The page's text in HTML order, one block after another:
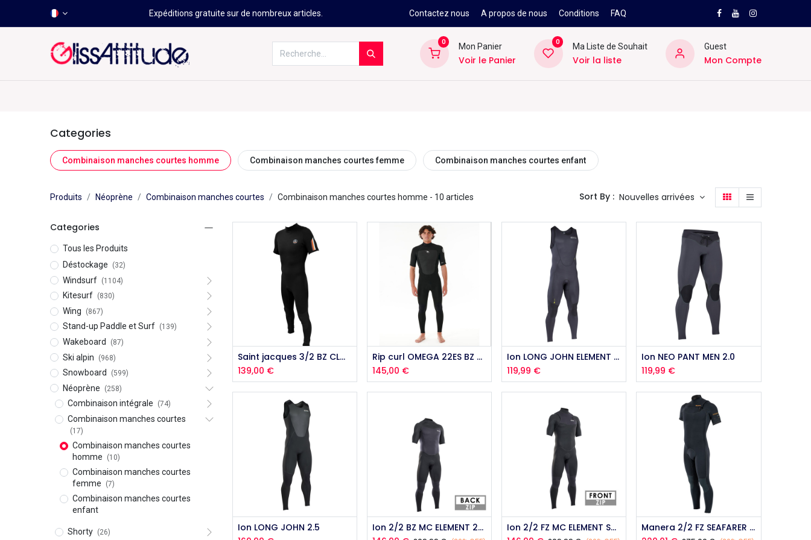
Expéditions gratuite sur de nombreux articles. Contactez nous A propos de nous Conditions FAQ
0
Mon Panier
Voir le Panier
0
Ma Liste de Souhait
Voir la liste
Guest
Mon Compte
Categories
Combinaison manches courtes homme Combinaison manches courtes femme Combinaison manches courtes enfant
Produits Néoprène Combinaison manches courtes Combinaison manches courtes homme - 10 articles Sort By : Nouvelles arrivées
Categories
Tous les Produits
Déstockage
(32)
Windsurf (1104)
Kitesurf (830)
Wing (867)
Stand-up Paddle et Surf (139)
Wakeboard (87)
Ski alpin (968)
Snowboard (599)
Néoprène (258)
Combinaison intégrale (74)
Combinaison manches courtes
(17)
Combinaison manches courtes
homme
(10)
Combinaison manches courtes
femme
(7)
Combinaison manches courtes
enfant
Shorty (26)
Saint jacques 3/2 BZ CLOVIS MANCHES COURTES
139,00 €
Rip curl OMEGA 22ES BZ SS/L STEAMER 2025
145,00 €
Ion LONG JOHN ELEMENT 2.0
119,99 €
Ion NEO PANT MEN 2.0
119,99 €
Ajouter au panier
Ion LONG JOHN 2.5
Ajouter au panier
Ion 2/2 BZ MC ELEMENT 2022
Ion 2/2 FZ MC ELEMENT STEAMER 2022
Ajouter au panier
Manera 2/2 FZ SEAFARER MC 2023